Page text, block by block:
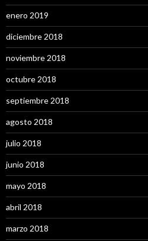
enero 2019
diciembre 2018
noviembre 2018
octubre 2018
septiembre 2018
agosto 2018
julio 2018
junio 2018
mayo 2018
abril 2018
marzo 2018